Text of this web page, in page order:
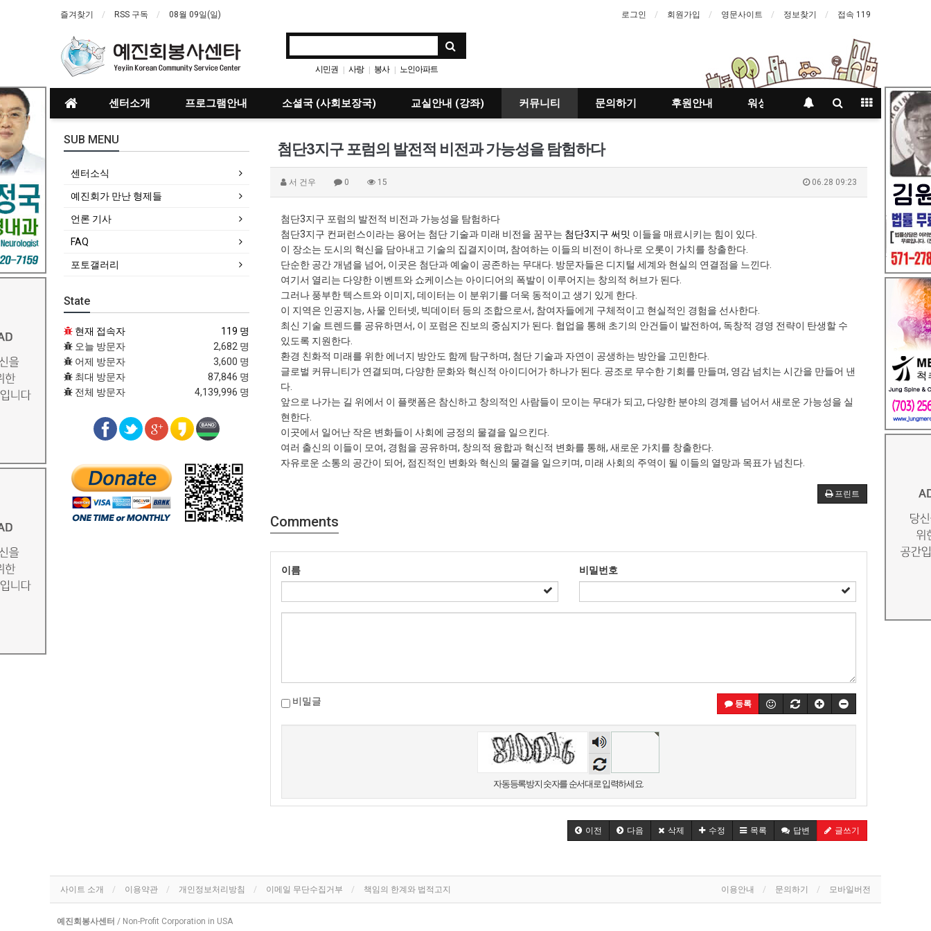
즐겨찾기 RSS 구독 08월 09일(일) 로그인 회원가입 영문사이트 정보찾기 접속 119
시민권 | 사랑 | 봉사 | 노인아파트
센터소개 프로그램안내 소셜국 (사회보장국) 교실안내 (강좌) 커뮤니티 문의하기 후원안내 워싱턴등대지기
첨단3지구 포럼의 발전적 비전과 가능성을 탐험하다
서 건우 0 15 06.28 09:23
첨단3지구 포럼의 발전적 비전과 가능성을 탐험하다
첨단3지구 컨퍼런스이라는 용어는 첨단 기술과 미래 비전을 꿈꾸는 첨단3지구 써밋 이들을 매료시키는 힘이 있다.
이 장소는 도시의 혁신을 담아내고 기술의 집결지이며, 참여하는 이들의 비전이 하나로 오롯이 가치를 창출한다.
단순한 공간 개념을 넘어, 이곳은 첨단과 예술이 공존하는 무대다. 방문자들은 디지털 세계와 현실의 연결점을 느낀다.
여기서 열리는 다양한 이벤트와 쇼케이스는 아이디어의 폭발이 이루어지는 창의적 허브가 된다.
그러나 풍부한 텍스트와 이미지, 데이터는 이 분위기를 더욱 동적이고 생기 있게 한다.
이 지역은 인공지능, 사물 인터넷, 빅데이터 등의 조합으로서, 참여자들에게 구체적이고 현실적인 경험을 선사한다.
최신 기술 트렌드를 공유하면서, 이 포럼은 진보의 중심지가 된다. 협업을 통해 초기의 안건들이 발전하여, 독창적 경영 전략이 탄생할 수
있도록 지원한다.
환경 친화적 미래를 위한 에너지 방안도 함께 탐구하며, 첨단 기술과 자연이 공생하는 방안을 고민한다.
글로벌 커뮤니티가 연결되며, 다양한 문화와 혁신적 아이디어가 하나가 된다. 공조로 무수한 기회를 만들며, 영감 넘치는 시간을 만들어 낸
다.
앞으로 나가는 길 위에서 이 플랫폼은 참신하고 창의적인 사람들이 모이는 무대가 되고, 다양한 분야의 경계를 넘어서 새로운 가능성을 실
현한다.
이곳에서 일어난 작은 변화들이 사회에 긍정의 물결을 일으킨다.
여러 출신의 이들이 모여, 경험을 공유하며, 창의적 융합과 혁신적 변화를 통해, 새로운 가치를 창출한다.
자유로운 소통의 공간이 되어, 점진적인 변화와 혁신의 물결을 일으키며, 미래 사회의 주역이 될 이들의 열망과 목표가 넘친다.
프린트
Comments
이름 비밀번호
등록
비밀글
숫자
음성
듣기
자동등록방지 숫자를 순서대로 입력하세요.
이전 다음 삭제 수정 목록 답변 글쓰기
SUB MENU
센터소식
예진회가 만난 형제들
언론 기사
FAQ
포토갤러리
State
현재 접속자
119 명
오늘 방문자
2,682 명
어제 방문자
3,600 명
최대 방문자
87,846 명
전체 방문자
4,139,996 명
사이트 소개 이용약관 개인정보처리방침 이메일 무단수집거부 책임의 한계와 법적고지 이용안내 문의하기 모바일버전
예진회봉사센터 / Non-Profit Corporation in USA